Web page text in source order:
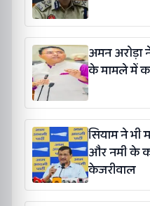
अमन अरोड़ा
के मामले में
सियाम ने भी
और नमी के
केजरीवाल